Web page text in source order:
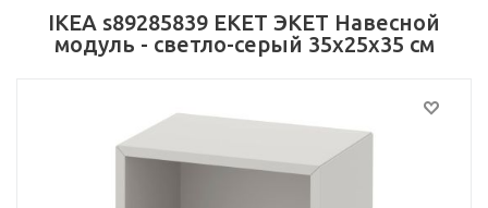
IKEA s89285839 EKET ЭКЕТ Навесной
модуль - светло-серый 35x25x35 см